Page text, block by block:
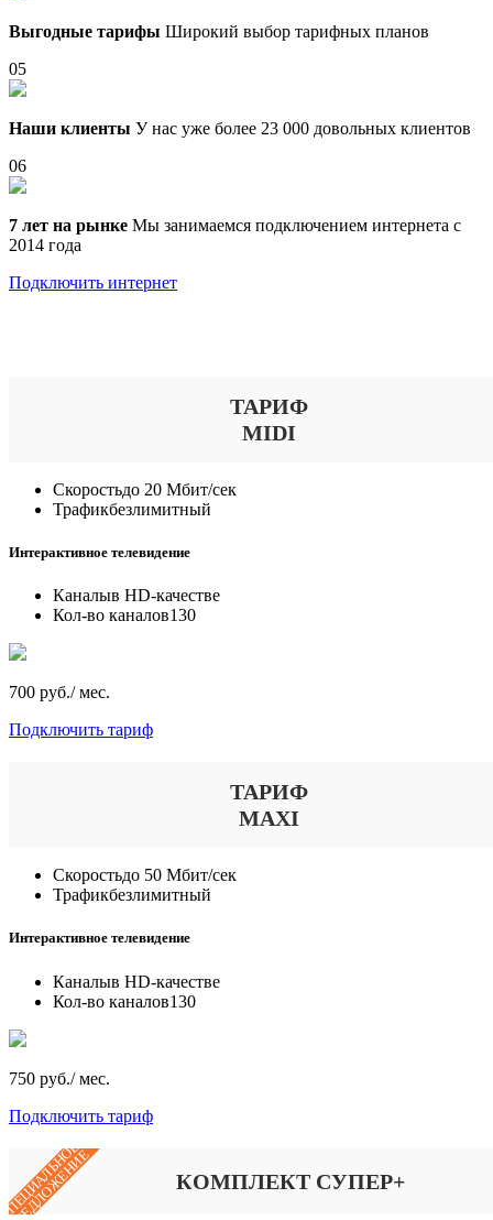
Выгодные тарифы Широкий выбор тарифных планов
05
Наши клиенты У нас уже более 23 000 довольных клиентов
06
7 лет на рынке Мы занимаемся подключением интернета с
2014 года
Подключить интернет
ТАРИФ
MIDI
Скоростьдо 20 Мбит/сек
Трафикбезлимитный
Интерактивное телевидение
Каналыв HD-качестве
Кол-во каналов130
700 руб./ мес.
Подключить тариф
ТАРИФ
MAXI
Скоростьдо 50 Мбит/сек
Трафикбезлимитный
Интерактивное телевидение
Каналыв HD-качестве
Кол-во каналов130
750 руб./ мес.
Подключить тариф
ПРЕДЛОЖЕНИЕ КОМПЛЕКТ СУПЕР+